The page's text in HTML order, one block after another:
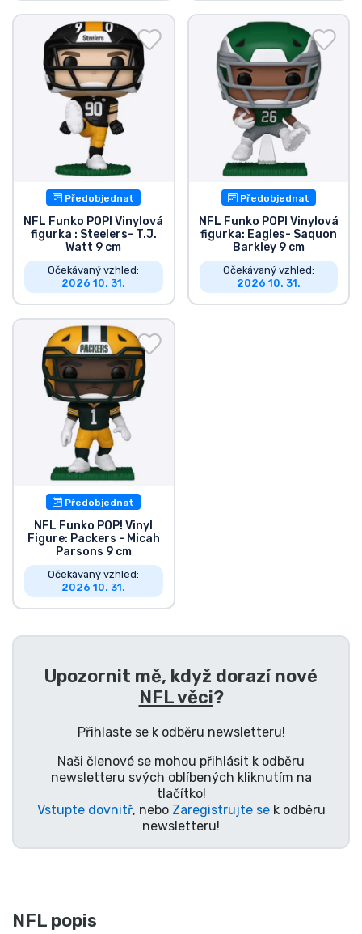
Předobjednat
NFL Funko POP! Vinylová
figurka : Steelers- T.J.
Watt 9 cm
Očekávaný vzhled:
2026 10. 31.
Předobjednat
NFL Funko POP! Vinylová
figurka: Eagles- Saquon
Barkley 9 cm
Očekávaný vzhled:
2026 10. 31.
Předobjednat
NFL Funko POP! Vinyl
Figure: Packers - Micah
Parsons 9 cm
Očekávaný vzhled:
2026 10. 31.
Upozornit mě, když dorazí nové
NFL věci?
Přihlaste se k odběru newsletteru!
Naši členové se mohou přihlásit k odběru
newsletteru svých oblíbených kliknutím na
tlačítko!
Vstupte dovnitř, nebo Zaregistrujte sek odběru
newsletteru!
NFL popis